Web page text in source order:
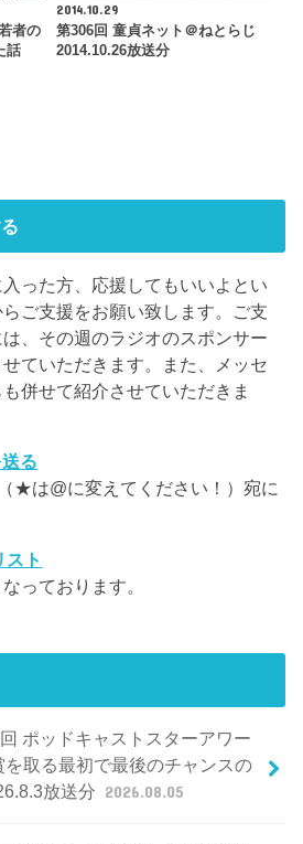
者の
話
2014.10.29
第306回 童貞ネット＠ねとらじ
2014.10.26放送分
った方、応援してもいいよとい
ご支援をお願い致します。ご支
、その週のラジオのスポンサー
ていただきます。また、メッセ
併せて紹介させていただきま
る
★は@に変えてください！）宛に
ト
っております。
ポッドキャストスターアワー
を取る最初で最後のチャンスの
放送分 2026.08.05